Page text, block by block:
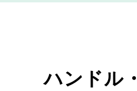
ハンドル